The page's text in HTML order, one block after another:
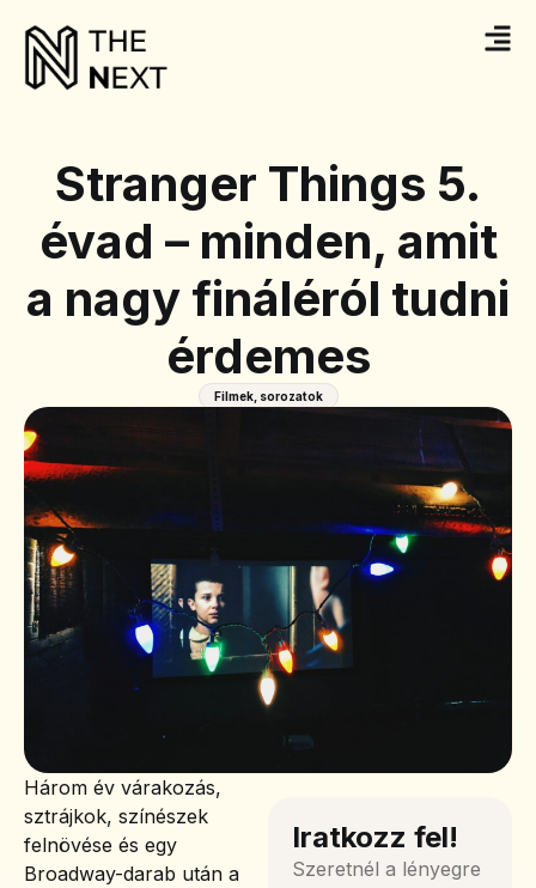
Stranger Things 5.
évad – minden, amit
a nagy fináléról tudni
érdemes
Filmek, sorozatok
Három év várakozás,
sztrájkok, színészek
felnövése és egy
Broadway-darab után a
Iratkozz fel!
Szeretnél a lényegre